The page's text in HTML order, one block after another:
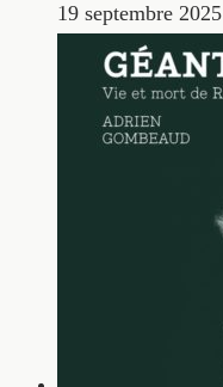
19 septembre 2025